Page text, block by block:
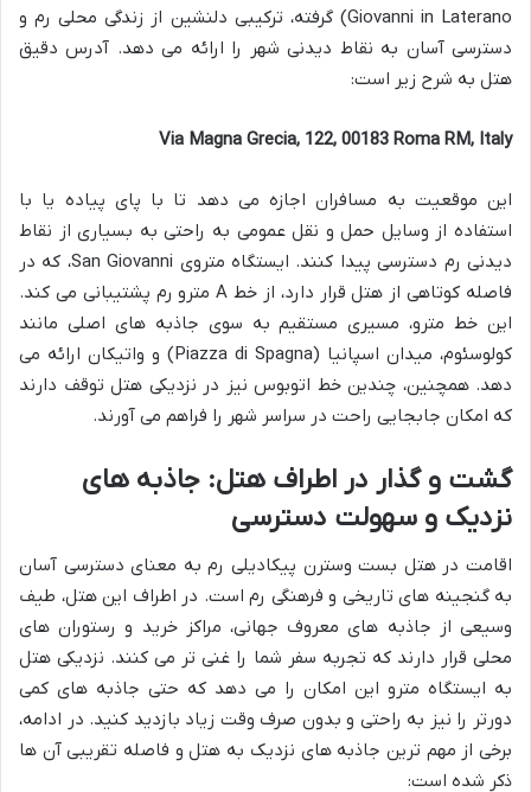
Giovanni in Laterano) گرفته، ترکیبی دلنشین از زندگی محلی رم و
دسترسی آسان به نقاط دیدنی شهر را ارائه می دهد. آدرس دقیق
هتل به شرح زیر است:
Via Magna Grecia, 122, 00183 Roma RM, Italy
این موقعیت به مسافران اجازه می دهد تا با پای پیاده یا با
استفاده از وسایل حمل و نقل عمومی به راحتی به بسیاری از نقاط
دیدنی رم دسترسی پیدا کنند. ایستگاه متروی San Giovanni، که در
فاصله کوتاهی از هتل قرار دارد، از خط A مترو رم پشتیبانی می کند.
این خط مترو، مسیری مستقیم به سوی جاذبه های اصلی مانند
کولوسئوم، میدان اسپانیا (Piazza di Spagna) و واتیکان ارائه می
دهد. همچنین، چندین خط اتوبوس نیز در نزدیکی هتل توقف دارند
که امکان جابجایی راحت در سراسر شهر را فراهم می آورند.
گشت و گذار در اطراف هتل: جاذبه های
نزدیک و سهولت دسترسی
اقامت در هتل بست وسترن پیکادیلی رم به معنای دسترسی آسان
به گنجینه های تاریخی و فرهنگی رم است. در اطراف این هتل، طیف
وسیعی از جاذبه های معروف جهانی، مراکز خرید و رستوران های
محلی قرار دارند که تجربه سفر شما را غنی تر می کنند. نزدیکی هتل
به ایستگاه مترو این امکان را می دهد که حتی جاذبه های کمی
دورتر را نیز به راحتی و بدون صرف وقت زیاد بازدید کنید. در ادامه،
برخی از مهم ترین جاذبه های نزدیک به هتل و فاصله تقریبی آن ها
ذکر شده است: